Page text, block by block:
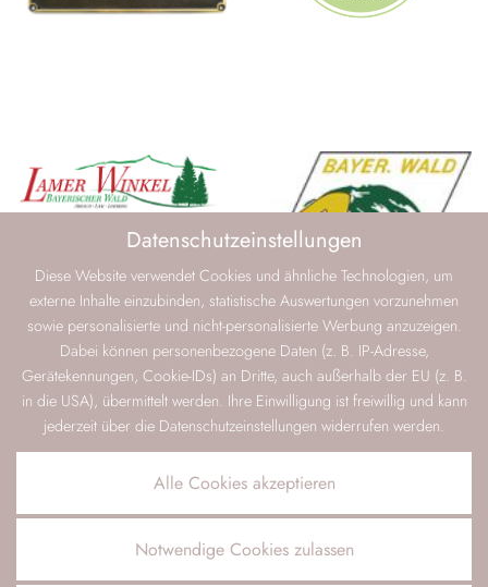
Datenschutzeinstellungen
Diese Website verwendet Cookies und ähnliche Technologien, um
externe Inhalte einzubinden, statistische Auswertungen vorzunehmen
sowie personalisierte und nicht-personalisierte Werbung anzuzeigen.
Dabei können personenbezogene Daten (z. B. IP-Adresse,
Gerätekennungen, Cookie-IDs) an Dritte, auch außerhalb der EU (z. B.
in die USA), übermittelt werden. Ihre Einwilligung ist freiwillig und kann
jederzeit über die Datenschutzeinstellungen widerrufen werden.
Alle Cookies akzeptieren
Notwendige Cookies zulassen